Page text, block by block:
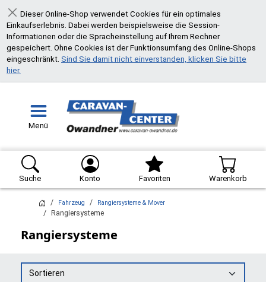
Schließen
Dieser Online-Shop verwendet Cookies für ein optimales
Einkaufserlebnis. Dabei werden beispielsweise die Session-
Informationen oder die Spracheinstellung auf Ihrem Rechner
gespeichert. Ohne Cookies ist der Funktionsumfang des Online-Shops
eingeschränkt. Sind Sie damit nicht einverstanden, klicken Sie bitte
hier.
Menü
Suche Konto Favoriten Warenkorb
Fahrzeug Rangiersysteme & Mover
Rangiersysteme
Rangiersysteme
Sortieren